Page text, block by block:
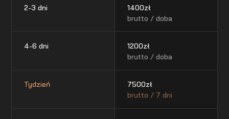
2-3 dni 1400zł
brutto / doba
4-6 dni 1200zł
brutto / doba
Tydzień 7500zł
brutto / 7 dni